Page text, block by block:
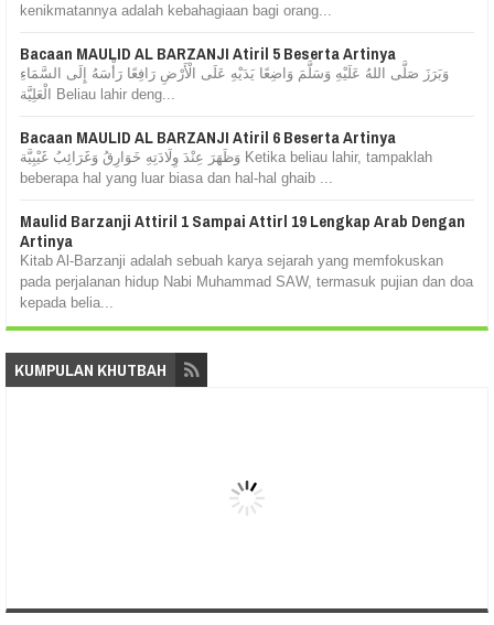
kenikmatannya adalah kebahagiaan bagi orang...
Bacaan MAULID AL BARZANJI Atiril 5 Beserta Artinya
وَبَرَزَ صَلَّى اللهُ عَلَيْهِ وَسَلَّمَ وَاضِعًا يَدَيْهِ عَلَى الْأَرْضِ رَافِعًا رَأْسَهُ إِلَى السَّمَاءِ
الْعَلِيَّة Beliau lahir deng...
Bacaan MAULID AL BARZANJI Atiril 6 Beserta Artinya
وَظَهَرَ عِنْدَ وِلَادَتِهِ خَوَارِقُ وَغَرَائِبُ غَيْبِيَّة Ketika beliau lahir, tampaklah
beberapa hal yang luar biasa dan hal-hal ghaib ...
Maulid Barzanji Attiril 1 Sampai Attirl 19 Lengkap Arab Dengan
Artinya
Kitab Al-Barzanji adalah sebuah karya sejarah yang memfokuskan
pada perjalanan hidup Nabi Muhammad SAW, termasuk pujian dan doa
kepada belia...
KUMPULAN KHUTBAH